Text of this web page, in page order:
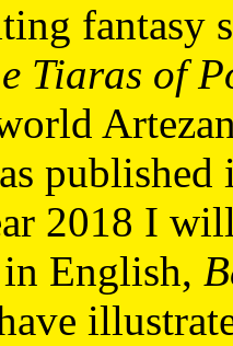
fantasy
Tiaras of
published
2018 I
English,